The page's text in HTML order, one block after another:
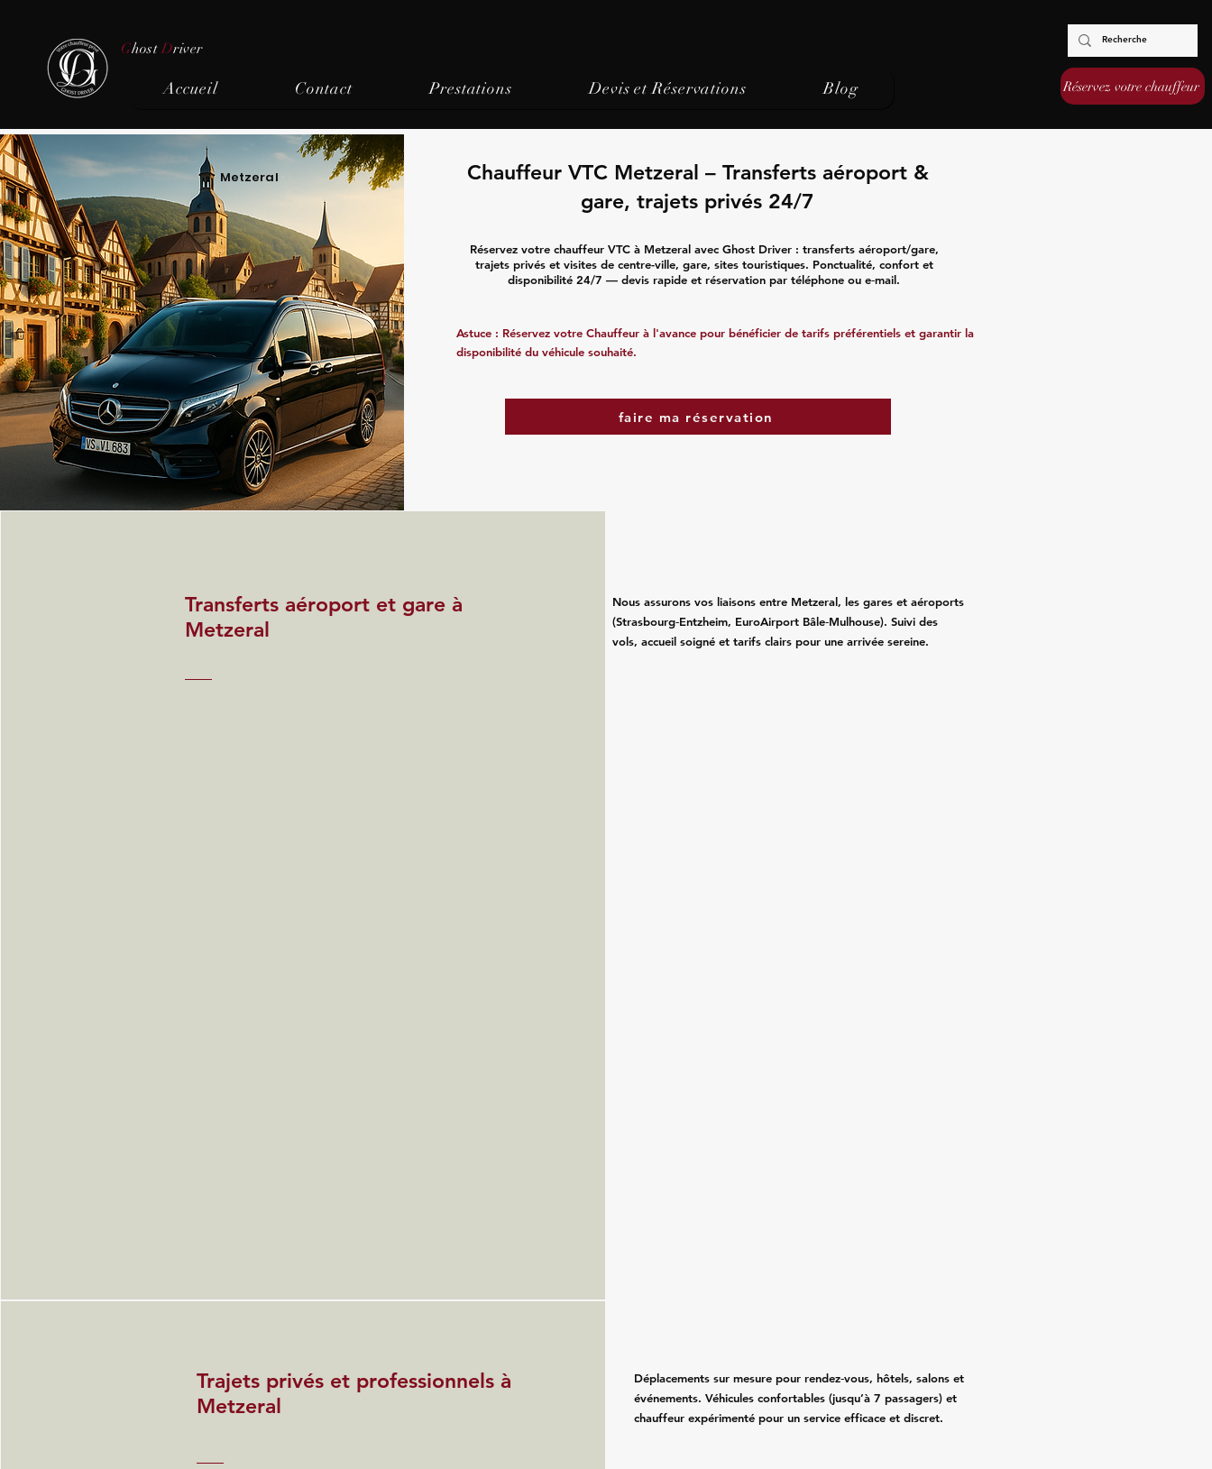
Ghost Driver
Accueil Contact Prestations Devis et Réservations Blog Réservez votre chauffeur
Metzeral
Chauffeur VTC Metzeral – Transferts aéroport &
gare, trajets privés 24/7
Réservez votre chauffeur VTC à Metzeral avec Ghost Driver : transferts aéroport/gare,
trajets privés et visites de centre-ville, gare, sites touristiques. Ponctualité, confort et
disponibilité 24/7 — devis rapide et réservation par téléphone ou e‑mail.
Astuce : Réservez votre Chauffeur à l'avance pour bénéficier de tarifs préférentiels et garantir la
disponibilité du véhicule souhaité.
faire ma réservation
Transferts aéroport et gare à
Metzeral
Nous assurons vos liaisons entre Metzeral, les gares et aéroports
(Strasbourg‑Entzheim, EuroAirport Bâle‑Mulhouse). Suivi des
vols, accueil soigné et tarifs clairs pour une arrivée sereine.
Trajets privés et professionnels à
Metzeral
Déplacements sur mesure pour rendez‑vous, hôtels, salons et
événements. Véhicules confortables (jusqu’à 7 passagers) et
chauffeur expérimenté pour un service efficace et discret.